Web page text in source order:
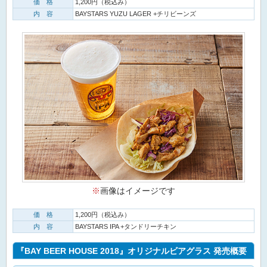
価 格
1,200円（税込み）
内 容
BAYSTARS YUZU LAGER +チリビーンズ
※画像はイメージです
価 格
1,200円（税込み）
内 容
BAYSTARS IPA +タンドリーチキン
『BAY BEER HOUSE 2018』オリジナルビアグラス 発売概要